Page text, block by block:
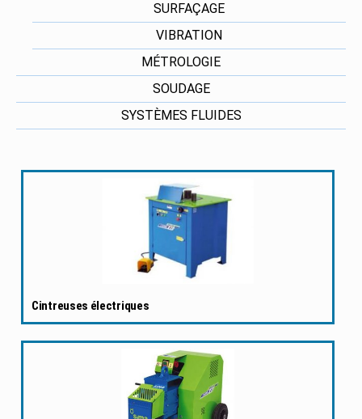
SURFAÇAGE
VIBRATION
MÉTROLOGIE
SOUDAGE
SYSTÈMES FLUIDES
Cintreuses électriques